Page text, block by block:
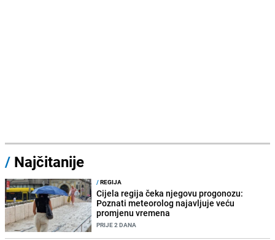
/ Najčitanije
/REGIJA
Cijela regija čeka njegovu progonozu:
Poznati meteorolog najavljuje veću
promjenu vremena
PRIJE 2 DANA